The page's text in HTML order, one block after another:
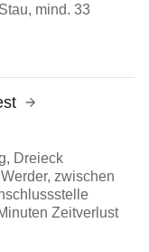
mind. 33
Dreieck
zwischen
Zeitverlust